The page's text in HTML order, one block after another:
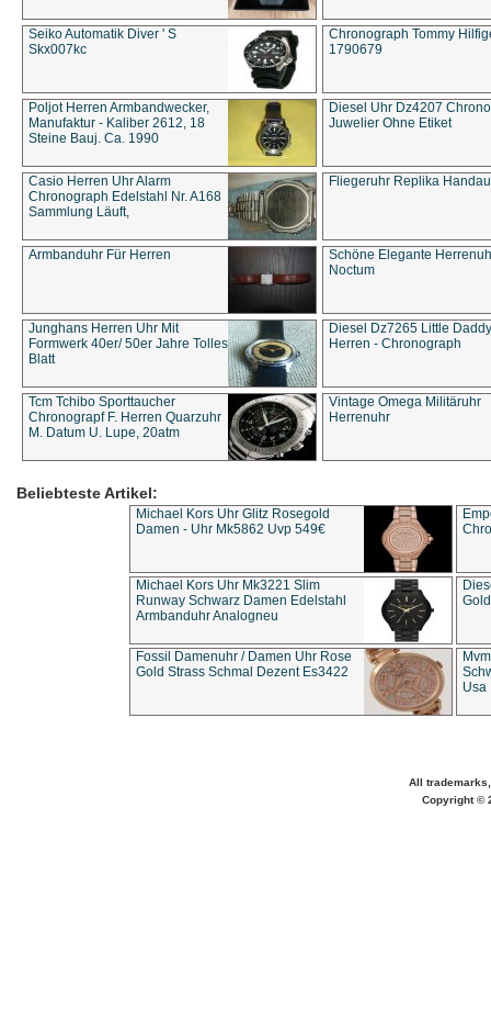
Seiko Automatik Diver ' S
Skx007kc
Chronograph Tommy
1790679
Poljot Herren Armbandwecker,
Manufaktur - Kaliber 2612, 18
Steine Bauj. Ca. 1990
Diesel Uhr Dz4207
Juwelier Ohne Etiket
Casio Herren Uhr Alarm
Chronograph Edelstahl Nr. A168
Sammlung Läuft,
Fliegeruhr Replika
Armbanduhr Für Herren
Schöne Elegante
Noctum
Junghans Herren Uhr Mit
Formwerk 40er/ 50er Jahre Tolles
Blatt
Diesel Dz7265 Little Daddy
Herren - Chronograph
Tcm Tchibo Sporttaucher
Chronograpf F. Herren Quarzuhr
M. Datum U. Lupe, 20atm
Vintage Omega Militäruhr
Herrenuhr
Beliebteste Artikel:
Michael Kors Uhr Glitz Rosegold
Damen - Uhr Mk5862 Uvp 549€
Michael Kors Uhr Mk3221 Slim
Runway Schwarz Damen Edelstahl
Armbanduhr Analogneu
Fossil Damenuhr / Damen Uhr Rose
Gold Strass Schmal Dezent Es3422
Usa
All
Copyright ©